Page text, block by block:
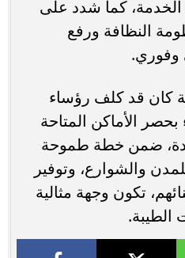
الخدمة، كما شدد على
النظافة ورفع
وفوري.
كان قد كلف رؤساء
بحصر الأماكن المتاحة
ضمن خطة طموحة
والشوارع، وتوفير
تكون وجهة مثالية
الطيبة.